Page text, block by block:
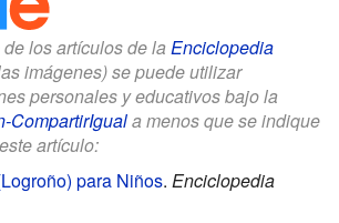
los artículos de la Enciclopedia
imágenes) se puede utilizar
personales y educativos bajo la
CompartirIguala menos que se indique
artículo:
para Niños. Enciclopedia